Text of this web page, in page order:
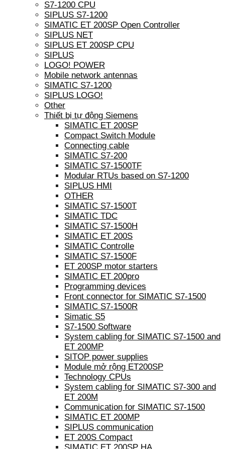
S7-1200 CPU
SIPLUS S7-1200
SIMATIC ET 200SP Open Controller
SIPLUS NET
SIPLUS ET 200SP CPU
SIPLUS
LOGO! POWER
Mobile network antennas
SIMATIC S7-1200
SIPLUS LOGO!
Other
Thiết bị tự động Siemens
SIMATIC ET 200SP
Compact Switch Module
Connecting cable
SIMATIC S7-200
SIMATIC S7-1500TF
Modular RTUs based on S7-1200
SIPLUS HMI
OTHER
SIMATIC S7-1500T
SIMATIC TDC
SIMATIC S7-1500H
SIMATIC ET 200S
SIMATIC Controlle
SIMATIC S7-1500F
ET 200SP motor starters
SIMATIC ET 200pro
Programming devices
Front connector for SIMATIC S7-1500
SIMATIC S7-1500R
Simatic S5
S7-1500 Software
System cabling for SIMATIC S7-1500 and
ET 200MP
SITOP power supplies
Module mở rộng ET200SP
Technology CPUs
System cabling for SIMATIC S7-300 and
ET 200M
Communication for SIMATIC S7-1500
SIMATIC ET 200MP
SIPLUS communication
ET 200S Compact